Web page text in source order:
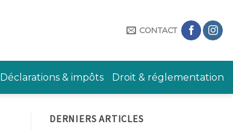
CONTACT
Déclarations & impôts Droit & réglementation
DERNIERS ARTICLES